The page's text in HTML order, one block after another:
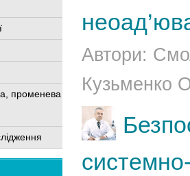
променева
Автори:
Кузьменко